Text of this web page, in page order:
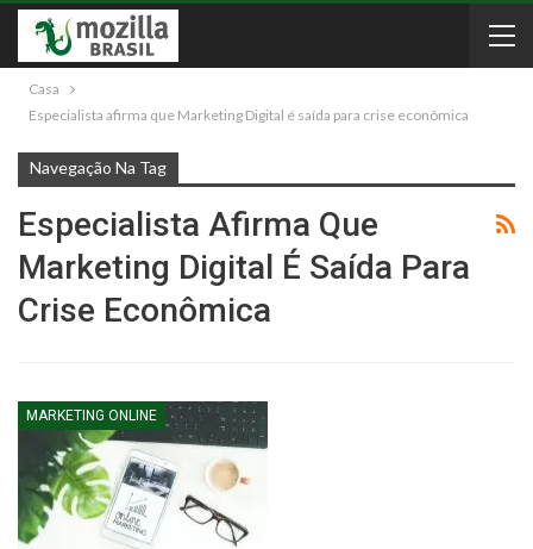
Casa
Especialista afirma que Marketing Digital é saída para crise econômica
Navegação Na Tag
Especialista Afirma Que
Marketing Digital É Saída Para
Crise Econômica
MARKETING ONLINE